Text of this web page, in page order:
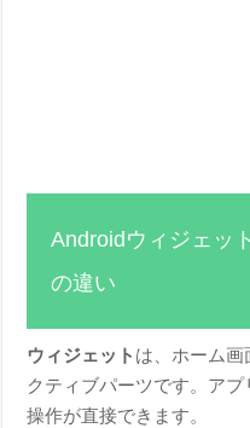
Androidウィジェッ
の違い
ウィジェット は、ホーム画
クティブパーツです。ア
操作が直接できます。